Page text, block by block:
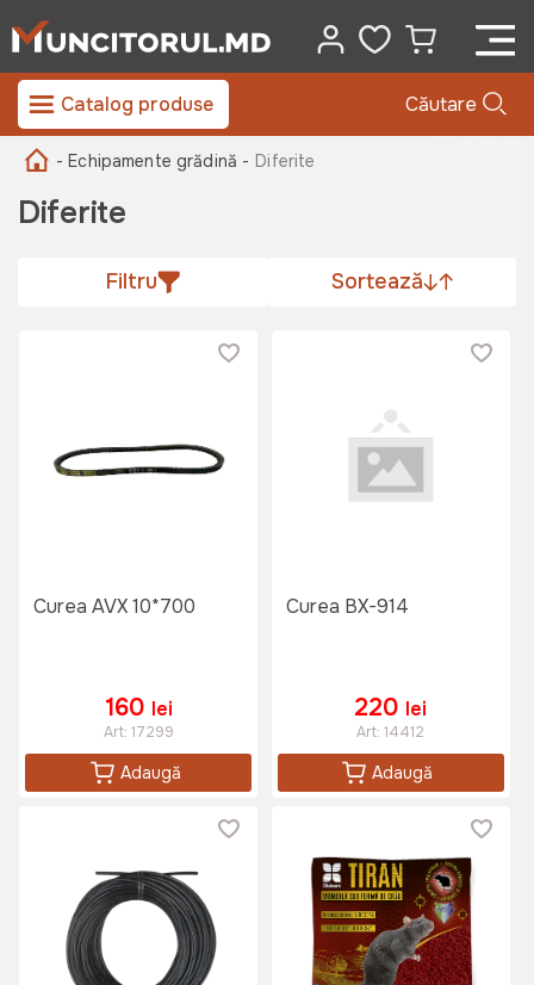
Catalog produse Căutare
- Echipamente grădină - Diferite
Diferite
Filtru Sortează
Curea AVX 10*700
160 lei
Art: 17299
Adaugă
Curea BX-914
220 lei
Art: 14412
Adaugă